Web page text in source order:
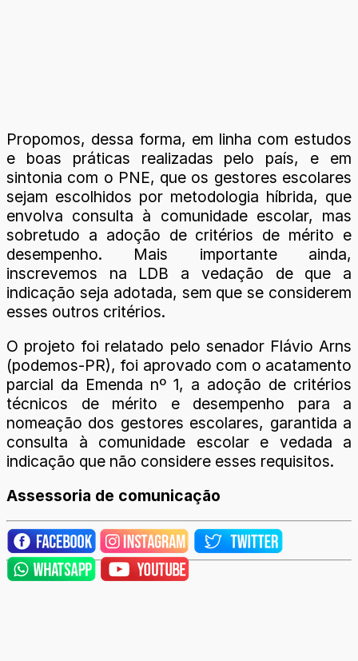
Propomos, dessa forma, em linha com estudos
e boas práticas realizadas pelo país, e em
sintonia com o PNE, que os gestores escolares
sejam escolhidos por metodologia híbrida, que
envolva consulta à comunidade escolar, mas
sobretudo a adoção de critérios de mérito e
desempenho. Mais importante ainda,
inscrevemos na LDB a vedação de que a
indicação seja adotada, sem que se considerem
esses outros critérios.
O projeto foi relatado pelo senador Flávio Arns
(podemos-PR), foi aprovado com o acatamento
parcial da Emenda nº 1, a adoção de critérios
técnicos de mérito e desempenho para a
nomeação dos gestores escolares, garantida a
consulta à comunidade escolar e vedada a
indicação que não considere esses requisitos.
Assessoria de comunicação